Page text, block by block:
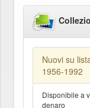
Nuovi su
1956-1992
Disponibile a
denaro